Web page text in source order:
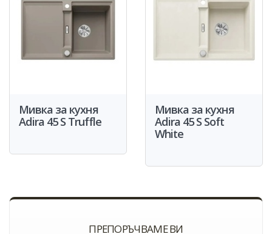
Мивка за кухня
Adira 45 S Truffle
Мивка за кухня
Adira 45 S Soft
White
ПРЕПОРЪЧВАМЕ ВИ